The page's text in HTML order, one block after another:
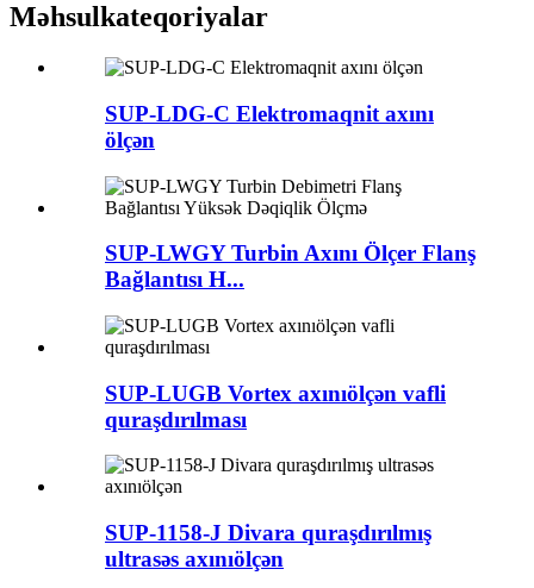
Məhsulkateqoriyalar
SUP-LDG-C Elektromaqnit axını
ölçən
SUP-LWGY Turbin Axını Ölçer Flanş
Bağlantısı H...
SUP-LUGB Vortex axınıölçən vafli
quraşdırılması
SUP-1158-J Divara quraşdırılmış
ultrasəs axınıölçən